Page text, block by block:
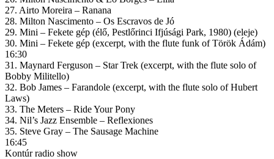
27. Airto Moreira – Ranana
28. Milton Nascimento – Os Escravos de Jó
29. Mini – Fekete gép (élő, Pestlőrinci Ifjúsági Park, 1980) (eleje)
30. Mini – Fekete gép (excerpt, with the flute funk of Török Ádám)
16:30
31. Maynard Ferguson – Star Trek (excerpt, with the flute solo of
Bobby Militello)
32. Bob James – Farandole (excerpt, with the flute solo of Hubert
Laws)
33. The Meters – Ride Your Pony
34. Nil’s Jazz Ensemble – Reflexiones
35. Steve Gray – The Sausage Machine
16:45
Kontúr radio show